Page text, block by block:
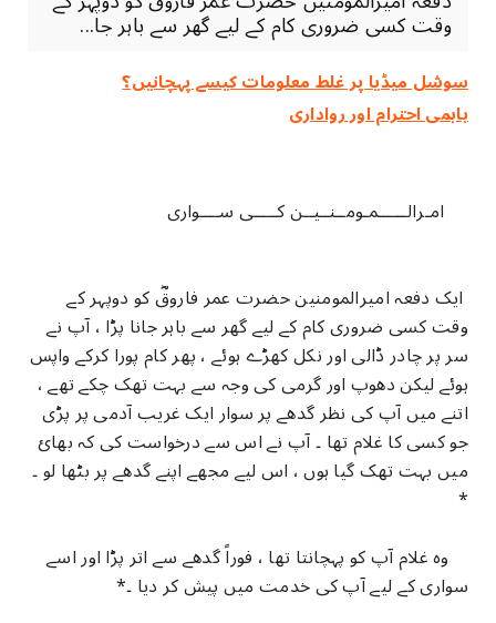
وقت کسی ضروری کام کے لیے گھر سے باہر جا...
سوشل میڈیا پر غلط معلومات کیسے پہچانیں؟
باہمی احترام اور رواداری
امـرالــــــمـومــنــیــن کـــــی ســــواری
ایک دفعہ امیرالمومنین حضرت عمر فاروقؓ کو دوپہر کے
وقت کسی ضروری کام کے لیے گھر سے باہر جانا پڑا ، آپ نے
سر پر چادر ڈالی اور نکل کھڑے ہوئے ، پھر کام پورا کرکے واپس
ہوئے لیکن دھوپ اور گرمی کی وجہ سے بہت تھک چکے تھے ،
اتنے میں آپ کی نظر گدھے پر سوار ایک غریب آدمی پر پڑی
جو کسی کا غلام تھا ۔ آپ نے اس سے درخواست کی کہ بھائ
میں بہت تھک گیا ہوں ، اس لیے مجھے اپنے گدھے پر بٹھا لو ۔
*
وہ غلام آپ کو پہچانتا تھا ، فوراً گدھے سے اتر پڑا اور اسے
سواری کے لیے آپ کی خدمت میں پیش کر دیا ۔*